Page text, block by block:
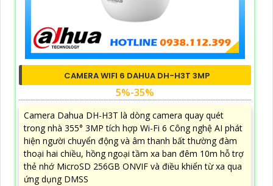
CAMERA WIFI 6 DAHUA DH-H3T 3MP
5%-35%
Camera Dahua DH-H3T là dòng camera quay quét
trong nhà 355° 3MP tích hợp Wi-Fi 6 Công nghệ AI phát
hiện người chuyển động và âm thanh bất thường đàm
thoại hai chiều, hồng ngoại tầm xa ban đêm 10m hỗ trợ
thẻ nhớ MicroSD 256GB ONVIF và điều khiển từ xa qua
ứng dụng DMSS